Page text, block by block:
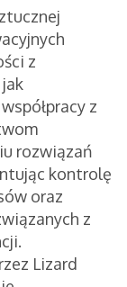
z
z
rozwiązań
kontrolę
oraz
z
Lizard